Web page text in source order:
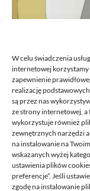
W celu świadczenia
internetowej korzystamy
zapewnienie
realizację
są przez nas
ze strony internetowej,
wykorzystuje również
zewnętrznych narzędzi
na instalowanie na
wskazanych wyżej
ustawienia plików
preferencje”. Jeśli
zgodę na instalowanie
nowego
21/06/2026